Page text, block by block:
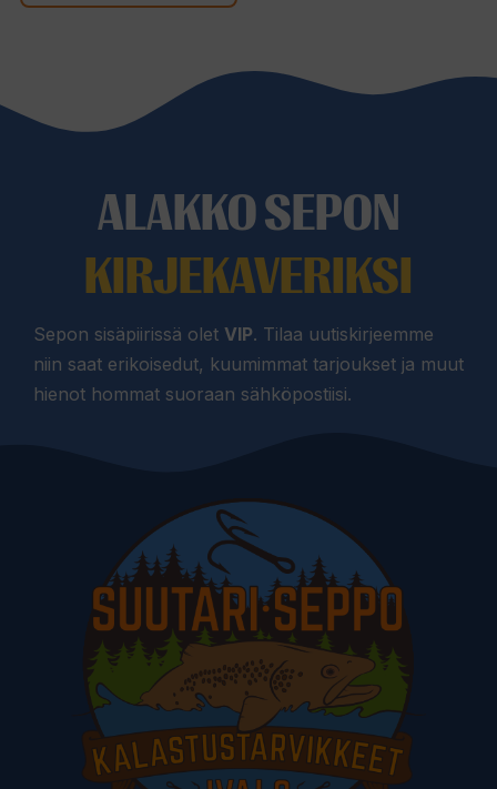
ALAKKO SEPON
KIRJEKAVERIKSI
Sepon sisäpiirissä olet VIP. Tilaa uutiskirjeemme
niin saat erikoisedut, kuumimmat tarjoukset ja muut
hienot hommat suoraan sähköpostiisi.